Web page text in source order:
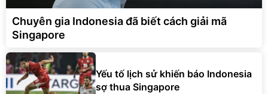
Chuyên gia Indonesia đã biết cách giải mã
Singapore
Yếu tố lịch sử khiến báo Indonesia
sợ thua Singapore